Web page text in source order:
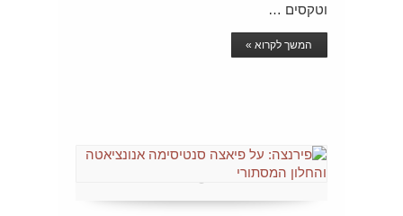
וטקסים …
המשך לקרוא »